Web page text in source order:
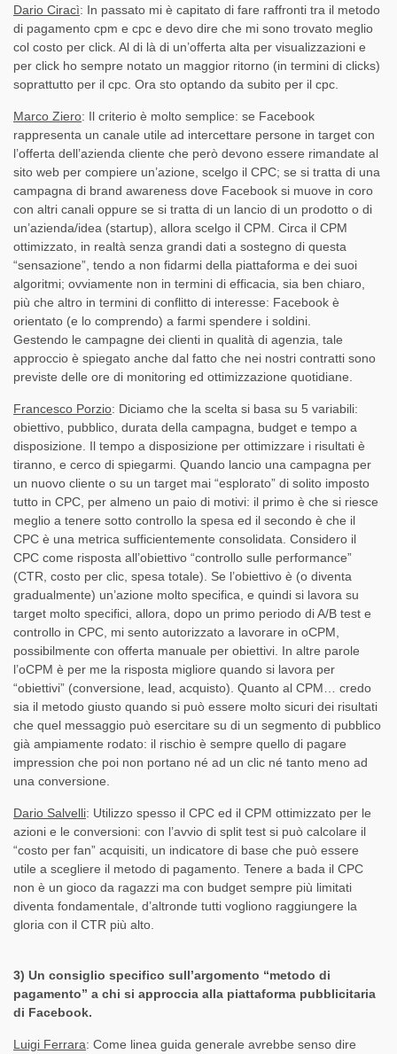
Dario Ciracì: In passato mi è capitato di fare raffronti tra il metodo
di pagamento cpm e cpc e devo dire che mi sono trovato meglio
col costo per click. Al di là di un’offerta alta per visualizzazioni e
per click ho sempre notato un maggior ritorno (in termini di clicks)
soprattutto per il cpc. Ora sto optando da subito per il cpc.
Marco Ziero: Il criterio è molto semplice: se Facebook
rappresenta un canale utile ad intercettare persone in target con
l’offerta dell’azienda cliente che però devono essere rimandate al
sito web per compiere un’azione, scelgo il CPC; se si tratta di una
campagna di brand awareness dove Facebook si muove in coro
con altri canali oppure se si tratta di un lancio di un prodotto o di
un’azienda/idea (startup), allora scelgo il CPM. Circa il CPM
ottimizzato, in realtà senza grandi dati a sostegno di questa
“sensazione”, tendo a non fidarmi della piattaforma e dei suoi
algoritmi; ovviamente non in termini di efficacia, sia ben chiaro,
più che altro in termini di conflitto di interesse: Facebook è
orientato (e lo comprendo) a farmi spendere i soldini.
Gestendo le campagne dei clienti in qualità di agenzia, tale
approccio è spiegato anche dal fatto che nei nostri contratti sono
previste delle ore di monitoring ed ottimizzazione quotidiane.
Francesco Porzio: Diciamo che la scelta si basa su 5 variabili:
obiettivo, pubblico, durata della campagna, budget e tempo a
disposizione. Il tempo a disposizione per ottimizzare i risultati è
tiranno, e cerco di spiegarmi. Quando lancio una campagna per
un nuovo cliente o su un target mai “esplorato” di solito imposto
tutto in CPC, per almeno un paio di motivi: il primo è che si riesce
meglio a tenere sotto controllo la spesa ed il secondo è che il
CPC è una metrica sufficientemente consolidata. Considero il
CPC come risposta all’obiettivo “controllo sulle performance”
(CTR, costo per clic, spesa totale). Se l’obiettivo è (o diventa
gradualmente) un’azione molto specifica, e quindi si lavora su
target molto specifici, allora, dopo un primo periodo di A/B test e
controllo in CPC, mi sento autorizzato a lavorare in oCPM,
possibilmente con offerta manuale per obiettivi. In altre parole
l’oCPM è per me la risposta migliore quando si lavora per
“obiettivi” (conversione, lead, acquisto). Quanto al CPM… credo
sia il metodo giusto quando si può essere molto sicuri dei risultati
che quel messaggio può esercitare su di un segmento di pubblico
già ampiamente rodato: il rischio è sempre quello di pagare
impression che poi non portano né ad un clic né tanto meno ad
una conversione.
Dario Salvelli: Utilizzo spesso il CPC ed il CPM ottimizzato per le
azioni e le conversioni: con l’avvio di split test si può calcolare il
“costo per fan” acquisiti, un indicatore di base che può essere
utile a scegliere il metodo di pagamento. Tenere a bada il CPC
non è un gioco da ragazzi ma con budget sempre più limitati
diventa fondamentale, d’altronde tutti vogliono raggiungere la
gloria con il CTR più alto.
3) Un consiglio specifico sull’argomento “metodo di
pagamento” a chi si approccia alla piattaforma pubblicitaria
di Facebook.
Luigi Ferrara: Come linea guida generale avrebbe senso dire